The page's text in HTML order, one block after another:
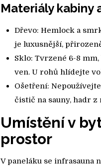
Materiály kabiny
Dřevo: Hemlock a
je luxusnější,
Sklo: Tvrzené 6-8
ven. U rohů hlídejte
Ošetření:
čistič na sauny, hadr
Umístění v
prostor
V paneláku se infrasauna